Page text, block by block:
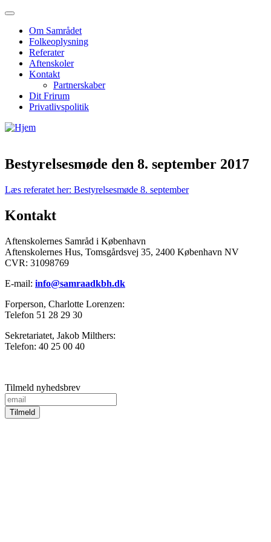
Om Samrådet
Folkeoplysning
Referater
Aftenskoler
Kontakt
Partnerskaber
Dit Frirum
Privatlivspolitik
Bestyrelsesmøde den 8. september 2017
Læs referatet her: Bestyrelsesmøde 8. september
Kontakt
Aftenskolernes Samråd i København
Aftenskolernes Hus, Tomsgårdsvej 35, 2400 København NV
CVR: 31098769
E-mail: info@samraadkbh.dk
Forperson, Charlotte Lorenzen:
Telefon 51 28 29 30
Sekretariatet, Jakob Milthers:
Telefon: 40 25 00 40
Tilmeld nyhedsbrev